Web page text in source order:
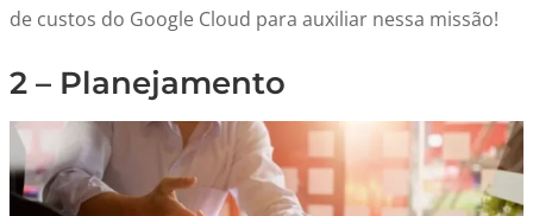
de custos do Google Cloud para auxiliar nessa missão!
2 – Planejamento